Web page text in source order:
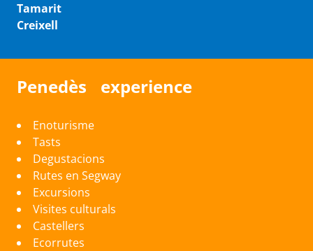
Tamarit
Creixell
Penedès experience
Enoturisme
Tasts
Degustacions
Rutes en Segway
Excursions
Visites culturals
Castellers
Ecorrutes